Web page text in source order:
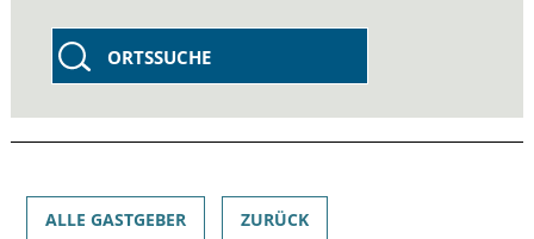
ORTSSUCHE
ALLE GASTGEBER ZURÜCK